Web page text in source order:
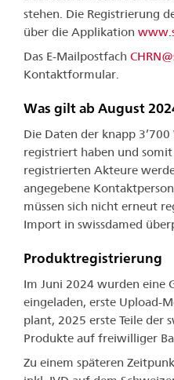
stehen. Die Registrierung
über die Applikation
Das E-Mailpostfach
Kontaktformular.
Was gilt ab August
Die Daten der knapp
registriert haben und
registrierten Akteure
angegebene
müssen sich nicht erneut
Import in swissdamed
Produktregistrierung
Im Juni 2024 wurden eine
eingeladen, erste Upload-
plant, 2025 erste Teile der
Produkte auf freiwilliger
Zu einem späteren